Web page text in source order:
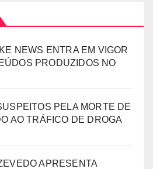
NEWS ENTRA EM VIGOR
PRODUZIDOS NO
PELA MORTE DE
AO TRÁFICO DE DROGA
APRESENTA